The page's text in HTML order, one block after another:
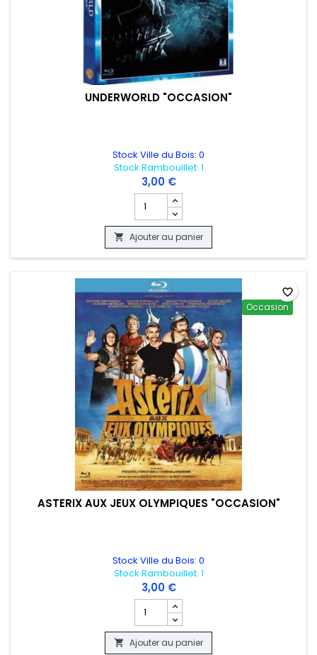
UNDERWORLD "OCCASION"
Stock Ville du Bois: 0
Stock Rambouillet: 1
3,00 €
Champ quantité du produit
 Ajouter au panier
Occasion
ASTERIX AUX JEUX OLYMPIQUES "OCCASION"
Stock Ville du Bois: 0
Stock Rambouillet: 1
3,00 €
Champ quantité du produit ASTERIX
 Ajouter au panier
favorite_border